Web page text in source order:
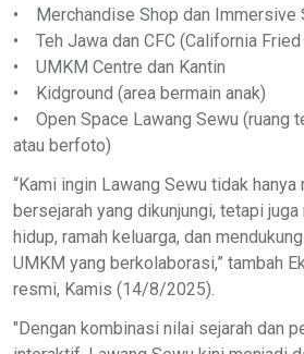
• Merchandise Shop dan Immersive
• Teh Jawa dan CFC (California Fried
• UMKM Centre dan Kantin
• Kidground (area bermain anak)
• Open Space Lawang Sewu (ruang
atau berfoto)
“Kami ingin Lawang Sewu tidak
bersejarah yang dikunjungi, tetapi
hidup, ramah keluarga, dan
UMKM yang berkolaborasi,” tambah
resmi, Kamis (14/8/2025).
"Dengan kombinasi nilai sejarah dan